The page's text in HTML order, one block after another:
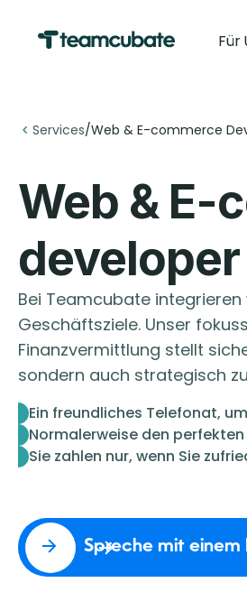
Für
Services/Web & E-commerce
Web & E-
Bei Teamcubate
Geschäftsziele. Unser
Finanzvermittlung stellt
sondern auch strategisch
Ein freundliches Telefonat,
Normalerweise den
Sie zahlen nur, wenn Sie
Spreche mit einem